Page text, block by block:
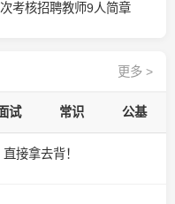
考核招聘教师9人简章
更多 >
试 常识 公基
接拿去背！